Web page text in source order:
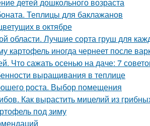
Теплицы для баклажанов
в октябре
области. Лучшие сорта груш для
картофель иногда чернеет после
Что сажать осенью на даче: 7
выращивания в теплице
роста. Выбор помещения
Как вырастить мицелий из
под зиму